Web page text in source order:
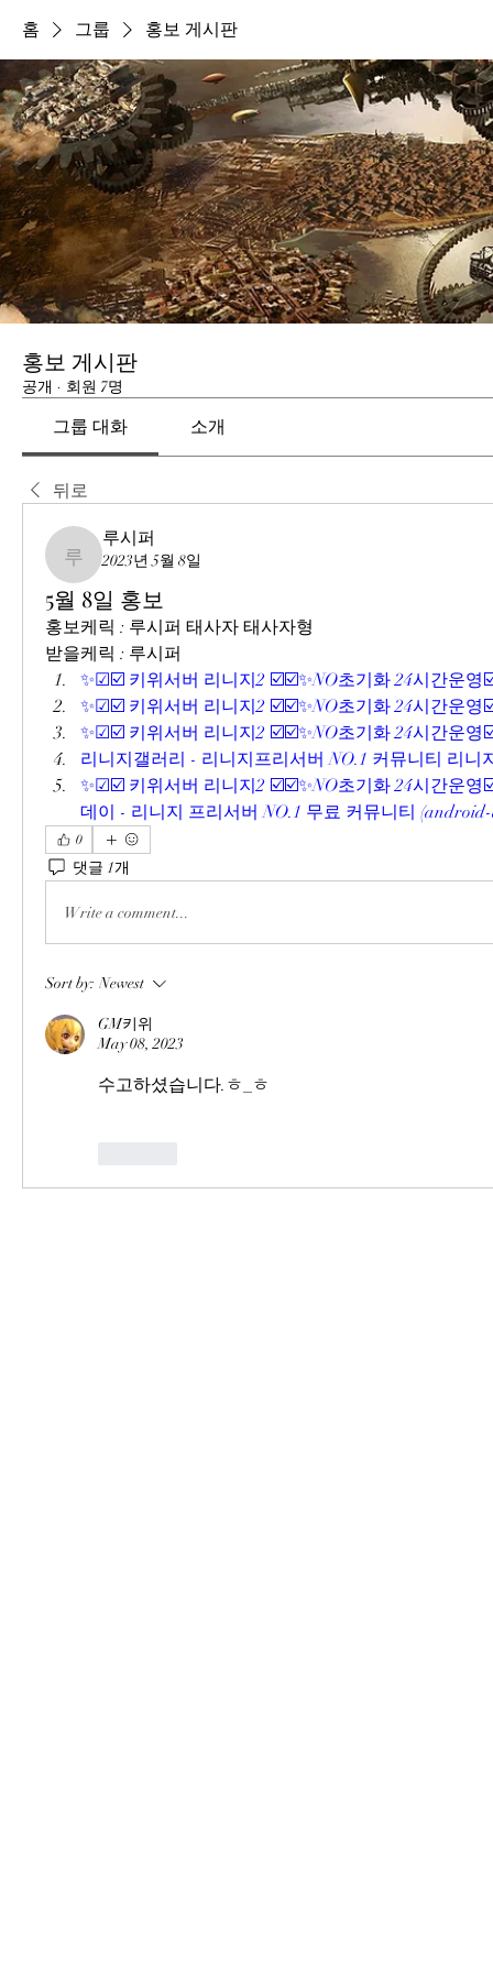
홈 그룹 홍보 게시판
홍보 게시판
공개 · 회원 7명
그룹 대화 소개
뒤로
루시퍼
루시퍼
2023년 5월 8일
5월 8일 홍보
홍보케릭 : 루시퍼 태사자 태사자형
받을케릭 : 루시퍼
✨☑☑️ 키위서버 리니지2 ☑️☑️✨NO초기화 24시간운영
✨☑☑️ 키위서버 리니지2 ☑️☑️✨NO초기화 24시간운영
✨☑☑️ 키위서버 리니지2 ☑️☑️✨NO초기화 24시간운영
리니지갤러리 - 리니지프리서버 NO.1 커뮤니티 리니
✨☑☑️ 키위서버 리니지2 ☑️☑️✨NO초기화 24시간운영
데이 - 리니지 프리서버 NO.1 무료 커뮤니티 (android-
0
댓글 1개
Write a comment...
Sort by: Newest
GM키위
May 08, 2023
수고하셨습니다.ㅎ_ㅎ